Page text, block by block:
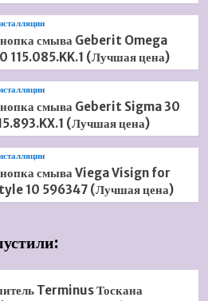
смыва Geberit Omega
115.085.KK.1 (Лучшая цена)
смыва Geberit Sigma 30
(Лучшая цена)
смыва Viega Visign for
10 596347 (Лучшая цена)
Terminus Тоскана